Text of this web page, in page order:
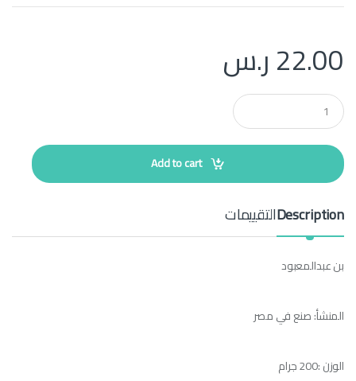
22.00ر.س
Q
u
a
t
i
Add to cart
Descriptionالتقييمات
بن عبدالمعبود
المنشأ: صنع في مصر
الوزن :200 جرام